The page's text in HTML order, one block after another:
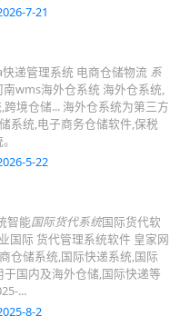
7-21
递管理系统 电商仓储物流 系
wms海外仓系统 海外仓系统,
境仓储... 海外仓系统为第三方
系统,电子商务仓储软件,保税
5-22
智能国际货代系统国际货代软
国际 货代管理系统软件 皇家网
仓储系统,国际快递系统,国际
国内及海外仓储,国际快递等
...
8-2